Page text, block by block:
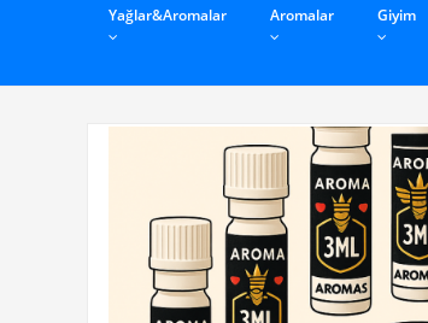
Yağlar&Aromalar Aromalar Giyim